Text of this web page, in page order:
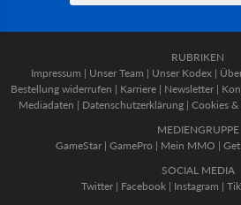
RUBRIKEN
Impressum | Unser Team | Unser Kodex |
Bestellung widerrufen | Karriere | Newsletter |
Mediadaten | Datenschutzerklärung | Cookies
MEDIENGRUPPE
GameStar| GamePro | Mein MMO |
SOCIAL MEDIA
Twitter | Facebook | Instagram |